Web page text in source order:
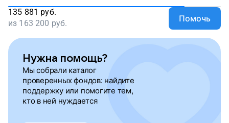
135 881 руб.
из 163 200 руб. Помочь
Нужна помощь?
Мы собрали каталог
проверенных фондов: найдите
поддержку или помогите тем,
кто в ней нуждается